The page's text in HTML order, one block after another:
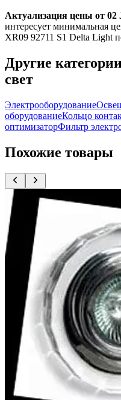
Актуализация цены от 02
интересует минимальная
XR09 92711 S1 Delta Light
Другие
свет
Электрооборудование
оборудованиеКольцо
оптимизаторФильтр
Похожие товары